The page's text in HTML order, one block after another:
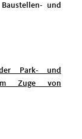
und
Park- und
im Zuge von